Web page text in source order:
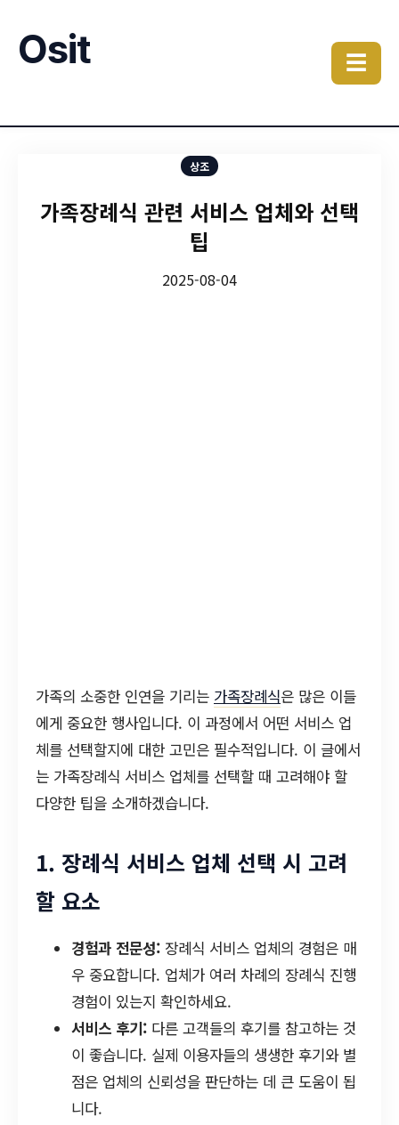
Osit ☰
상조
가족장례식 관련 서비스 업체와 선택
팁
2025-08-04
가족의 소중한 인연을 기리는 가족장례식은 많은 이들
에게 중요한 행사입니다. 이 과정에서 어떤 서비스 업
체를 선택할지에 대한 고민은 필수적입니다. 이 글에서
는 가족장례식 서비스 업체를 선택할 때 고려해야 할
다양한 팁을 소개하겠습니다.
1. 장례식 서비스 업체 선택 시 고려
할 요소
경험과 전문성: 장례식 서비스 업체의 경험은 매
우 중요합니다. 업체가 여러 차례의 장례식 진행
경험이 있는지 확인하세요.
서비스 후기: 다른 고객들의 후기를 참고하는 것
이 좋습니다. 실제 이용자들의 생생한 후기와 별
점은 업체의 신뢰성을 판단하는 데 큰 도움이 됩
니다.